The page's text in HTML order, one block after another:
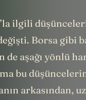
ilgili
Borsa gibi
de aşağı yönlü
bu
arkasından,